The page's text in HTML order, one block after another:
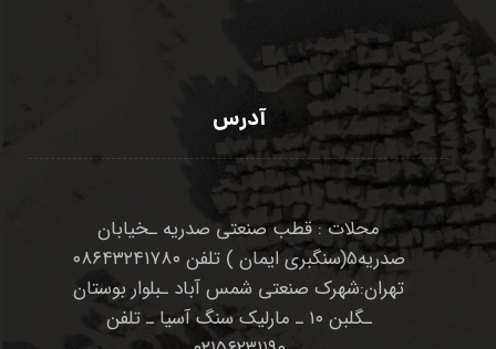
آدرس
محلات : قطب صنعتی صدریه ـخیابان
صدریه۵(سنگبری ایمان ) تلفن ۰۸۶۴۳۲۴۱۷۸۰
تهران:شهرک صنعتی شمس آباد ـبلوار بوستان
ـگلبن ۱۰ ـ مارلیک سنگ آسیا ـ تلفن